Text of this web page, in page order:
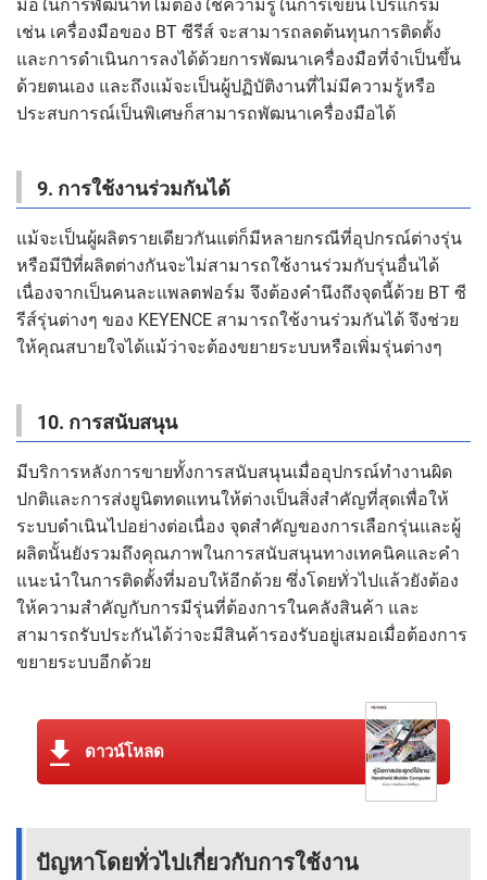
มือในการพัฒนาที่ไม่ต้องใช้ความรู้ในการเขียนโปรแกรม
เช่น เครื่องมือของ BT ซีรีส์ จะสามารถลดต้นทุนการติดตั้ง
และการดำเนินการลงได้ด้วยการพัฒนาเครื่องมือที่จำเป็นขึ้น
ด้วยตนเอง และถึงแม้จะเป็นผู้ปฏิบัติงานที่ไม่มีความรู้หรือ
ประสบการณ์เป็นพิเศษก็สามารถพัฒนาเครื่องมือได้
9. การใช้งานร่วมกันได้
แม้จะเป็นผู้ผลิตรายเดียวกันแต่ก็มีหลายกรณีที่อุปกรณ์ต่างรุ่น
หรือมีปีที่ผลิตต่างกันจะไม่สามารถใช้งานร่วมกับรุ่นอื่นได้
เนื่องจากเป็นคนละแพลตฟอร์ม จึงต้องคำนึงถึงจุดนี้ด้วย BT ซี
รีส์รุ่นต่างๆ ของ KEYENCE สามารถใช้งานร่วมกันได้ จึงช่วย
ให้คุณสบายใจได้แม้ว่าจะต้องขยายระบบหรือเพิ่มรุ่นต่างๆ
10. การสนับสนุน
มีบริการหลังการขายทั้งการสนับสนุนเมื่ออุปกรณ์ทำงานผิด
ปกติและการส่งยูนิตทดแทนให้ต่างเป็นสิ่งสำคัญที่สุดเพื่อให้
ระบบดำเนินไปอย่างต่อเนื่อง จุดสำคัญของการเลือกรุ่นและผู้
ผลิตนั้นยังรวมถึงคุณภาพในการสนับสนุนทางเทคนิคและคำ
แนะนำในการติดตั้งที่มอบให้อีกด้วย ซึ่งโดยทั่วไปแล้วยังต้อง
ให้ความสำคัญกับการมีรุ่นที่ต้องการในคลังสินค้า และ
สามารถรับประกันได้ว่าจะมีสินค้ารองรับอยู่เสมอเมื่อต้องการ
ขยายระบบอีกด้วย
ดาวน์โหลด
ปัญหาโดยทั่วไปเกี่ยวกับการใช้งาน